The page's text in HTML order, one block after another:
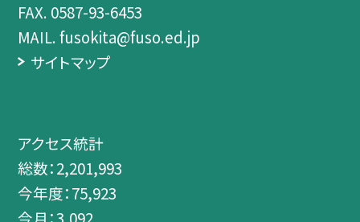
FAX. 0587-93-6453
MAIL. fusokita@fuso.ed.jp
サイトマップ
アクセス統計
総数：2,201,993
今年度：75,923
今月：3,092